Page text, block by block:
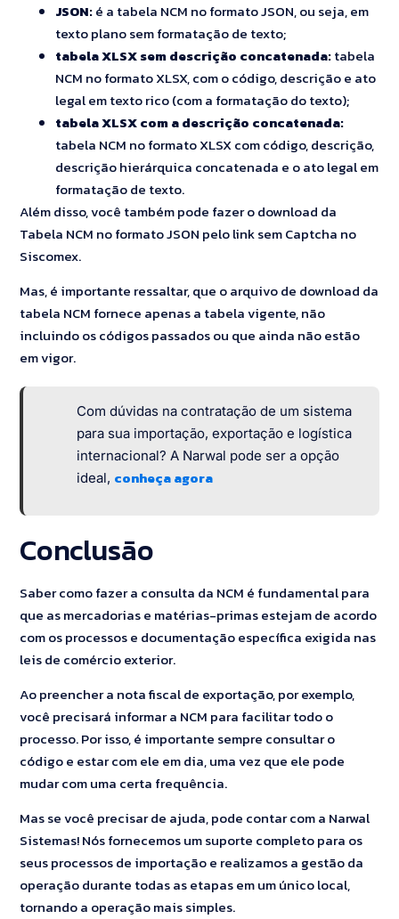
JSON:é a tabela NCM no formato JSON, ou seja, em
texto plano sem formatação de texto;
tabela XLSX sem descrição concatenada:tabela
NCM no formato XLSX, com o código, descrição e ato
legal em texto rico (com a formatação do texto);
tabela XLSX com a descrição concatenada:
tabela NCM no formato XLSX com código, descrição,
descrição hierárquica concatenada e o ato legal em
formatação de texto.
Além disso, você também pode fazer o download da
Tabela NCM no formato JSON pelo link sem Captcha no
Siscomex.
Mas, é importante ressaltar, que o arquivo de download da
tabela NCM fornece apenas a tabela vigente, não
incluindo os códigos passados ou que ainda não estão
em vigor.
Com dúvidas na contratação de um sistema
para sua importação, exportação e logística
internacional? A Narwal pode ser a opção
ideal, conheça agora
Conclusão
Saber como fazer a consulta da NCM é fundamental para
que as mercadorias e matérias-primas estejam de acordo
com os processos e documentação específica exigida nas
leis de comércio exterior.
Ao preencher a nota fiscal de exportação, por exemplo,
você precisará informar a NCM para facilitar todo o
processo. Por isso, é importante sempre consultar o
código e estar com ele em dia, uma vez que ele pode
mudar com uma certa frequência.
Mas se você precisar de ajuda, pode contar com a Narwal
Sistemas! Nós fornecemos um suporte completo para os
seus processos de importação e realizamos a gestão da
operação durante todas as etapas em um único local,
tornando a operação mais simples.